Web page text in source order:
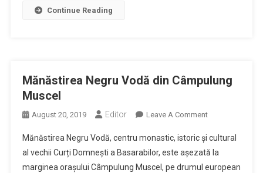
Continue Reading
Mănăstirea Negru Vodă din Câmpulung
Muscel
August 20, 2019 Editor Leave A CommentOn
Negru
Vodă
Din
Mănăstirea Negru Vodă, centru monastic, istoric și cultural
al vechii Curți Domnești a Basarabilor, este așezată la
marginea orașului Câmpulung Muscel, pe drumul european